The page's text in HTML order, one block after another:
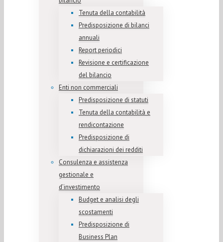
Tenuta della contabilità
Predisposizione di bilanci
annuali
Report periodici
Revisione e certificazione
del bilancio
Enti non commerciali
Predisposizione di statuti
Tenuta della contabilità e
rendicontazione
Predisposizione di
dichiarazioni dei redditi
Consulenza e assistenza
gestionale e
d’investimento
Budget e analisi degli
scostamenti
Predisposizione di
Business Plan